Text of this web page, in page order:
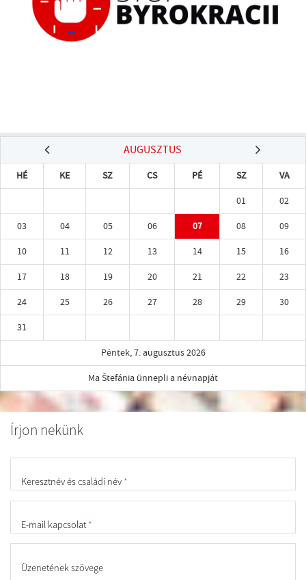
AUGUSZTUS
HÉ KE SZ CS PÉ SZ
VA
01
02
03
04 05 06 07 08
09
10
11 12 13 14 15
16
17
18 19 20 21 22
23
24
25 26 27 28 29
30
31
Péntek, 7. augusztus 2026
Ma Štefánia ünnepli a névnapját
Írjon nekünk
Keresztnév és családi név *
E-mail kapcsolat*
Üzenetének szövege